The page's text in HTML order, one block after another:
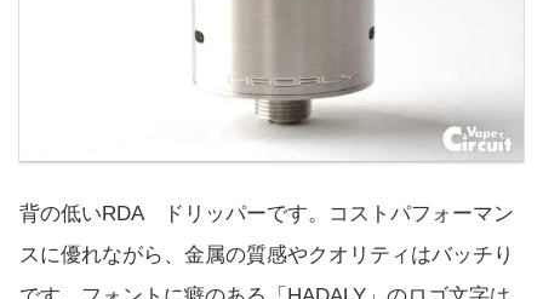
背の低いRDA ドリッパーです。コストパフォーマン
スに優れながら、金属の質感やクオリティはバッチり